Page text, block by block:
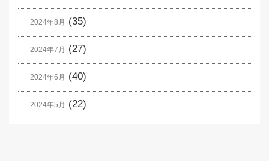
2024年8月 (35)
2024年7月 (27)
2024年6月 (40)
2024年5月 (22)